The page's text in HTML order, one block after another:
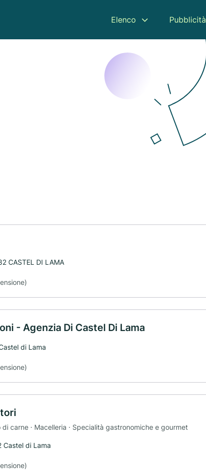
Elenco Pubblicità
CASTEL DI LAMA
- Agenzia Di Castel Di Lama
di Lama
carne · Macelleria · Specialità gastronomiche e gourmet
Castel di Lama